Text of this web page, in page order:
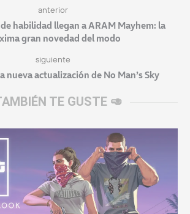
anterior
habilidad llegan a ARAM Mayhem: la
gran novedad del modo
siguiente
nueva actualización de No Man’s Sky
TE GUSTE 🥑